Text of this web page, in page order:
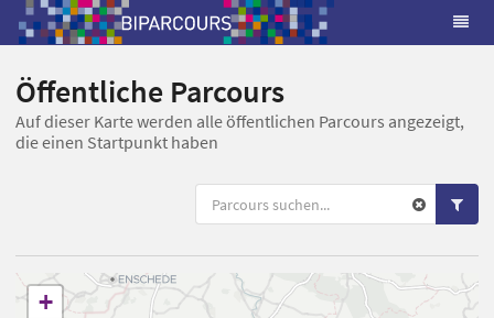
Öffentliche Parcours
Auf dieser Karte werden alle öffentlichen Parcours angezeigt,
die einen Startpunkt haben
+